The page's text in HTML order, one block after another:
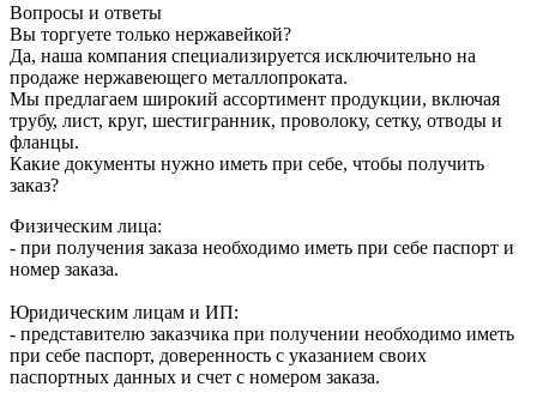
Вопросы и ответы
Вы торгуете только нержавейкой?
Да, наша компания специализируется исключительно на
продаже нержавеющего металлопроката.
Мы предлагаем широкий ассортимент продукции, включая
трубу, лист, круг, шестигранник, проволоку, сетку, отводы и
фланцы.
Какие документы нужно иметь при себе, чтобы получить
заказ?
Физическим лица:
- при получения заказа необходимо иметь при себе паспорт и
номер заказа.
Юридическим лицам и ИП:
- представителю заказчика при получении необходимо иметь
при себе паспорт, доверенность с указанием своих
паспортных данных и счет с номером заказа.